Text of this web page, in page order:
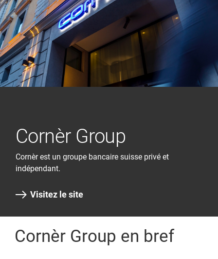
Cornèr Group
Cornèr est un groupe bancaire suisse privé et
indépendant.
Visitez le site
Cornèr Group en bref